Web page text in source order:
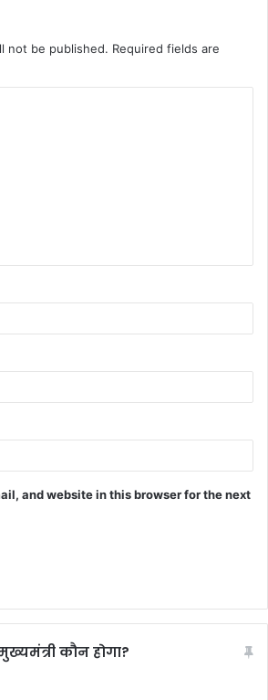
not be published. Required fields are
and website in this browser for the next
कौन होगा?